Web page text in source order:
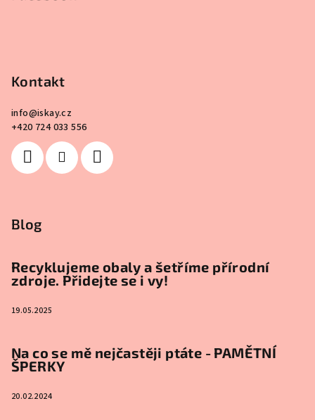
Kontakt
info@iskay.cz
+420 724 033 556
Blog
Recyklujeme obaly a šetříme přírodní
zdroje. Přidejte se i vy!
19.05.2025
Na co se mě nejčastěji ptáte - PAMĚTNÍ
ŠPERKY
20.02.2024